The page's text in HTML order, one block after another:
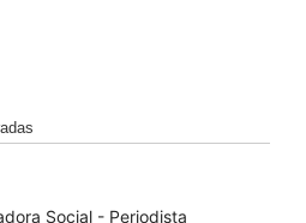
Social - Periodista